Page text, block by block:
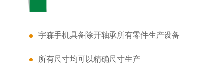
宇森手机具备除开轴承所有零件生产设备
所有尺寸均可以精确尺寸生产